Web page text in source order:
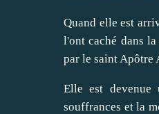
Quand elle est
l'ont caché dans
par le saint Apôtre
Elle est devenue
souffrances et la